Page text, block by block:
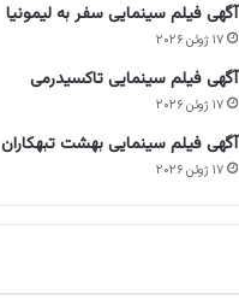
آگهی فیلم سینمایی سفر به لیمونیا
۱۷ ژوئن ۲۰۲۶
آگهی فیلم سینمایی تاکسیدرمی
۱۷ ژوئن ۲۰۲۶
آگهی فیلم سینمایی بهشت تبهکاران
۱۷ ژوئن ۲۰۲۶